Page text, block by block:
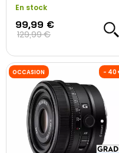
REFURB
En stock
99,99 €
129,99 €